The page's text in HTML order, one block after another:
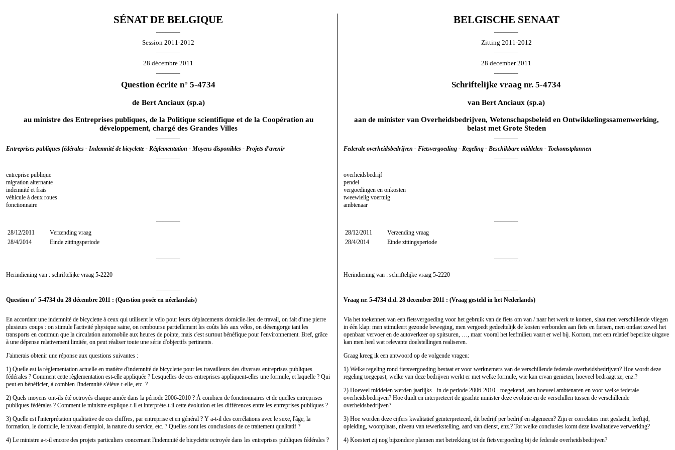
SÉNAT DE BELGIQUE BELGISCHE SENAAT
Session 2011-2012 Zitting 2011-2012
28 décembre 2011 28 december 2011
Question écrite n° 5-4734 Schriftelijke vraag nr. 5-4734
de Bert Anciaux (sp.a) van Bert Anciaux (sp.a)
au ministre des Entreprises publiques, de la Politique scientifique et de la Coopération au
développement, chargé des Grandes Villes
aan de minister van Overheidsbedrijven, Wetenschapsbeleid en Ontwikkelingssamenwerking,
belast met Grote Steden
Entreprises publiques fédérales - Indemnité de bicyclette - Réglementation - Moyens disponibles - Projets d'avenir Federale overheidsbedrijven - Fietsvergoeding - Regeling - Beschikbare middelen - Toekomstplannen
entreprise publique
migration alternante
indemnité et frais
véhicule à deux roues
fonctionnaire
overheidsbedrijf
pendel
vergoedingen en onkosten
tweewielig voertuig
ambtenaar
28/12/2011
Verzending vraag
28/4/2014
Einde zittingsperiode
28/12/2011
Verzending vraag
28/4/2014
Einde zittingsperiode
Herindiening van : schriftelijke vraag 5-2220 Herindiening van : schriftelijke vraag 5-2220
Question n° 5-4734 du 28 décembre 2011 : (Question posée en néerlandais) Vraag nr. 5-4734 d.d. 28 december 2011 : (Vraag gesteld in het Nederlands)
En accordant une indemnité de bicyclette à ceux qui utilisent le vélo pour leurs déplacements domicile-lieu de travail, on fait d'une pierre
plusieurs coups : on stimule l'activité physique saine, on rembourse partiellement les coûts liés aux vélos, on désengorge tant les
transports en commun que la circulation automobile aux heures de pointe, mais c'est surtout bénéfique pour l'environnement. Bref, grâce
à une dépense relativement limitée, on peut réaliser toute une série d'objectifs pertinents.
J'aimerais obtenir une réponse aux questions suivantes :
1) Quelle est la règlementation actuelle en matière d'indemnité de bicyclette pour les travailleurs des diverses entreprises publiques
fédérales ? Comment cette règlementation est-elle appliquée ? Lesquelles de ces entreprises appliquent-elles une formule, et laquelle ? Qui
peut en bénéficier, à combien l'indemnité s'élève-t-elle, etc. ?
2) Quels moyens ont-ils été octroyés chaque année dans la période 2006-2010 ? À combien de fonctionnaires et de quelles entreprises
publiques fédérales ? Comment le ministre explique-t-il et interprète-t-il cette évolution et les différences entre les entreprises publiques ?
3) Quelle est l'interprétation qualitative de ces chiffres, par entreprise et en général ? Y a-t-il des corrélations avec le sexe, l'âge, la
formation, le domicile, le niveau d'emploi, la nature du service, etc. ? Quelles sont les conclusions de ce traitement qualitatif ?
4) Le ministre a-t-il encore des projets particuliers concernant l'indemnité de bicyclette octroyée dans les entreprises publiques fédérales ?
Via het toekennen van een fietsvergoeding voor het gebruik van de fiets om van / naar het werk te komen, slaat men verschillende vliegen
in één klap: men stimuleert gezonde beweging, men vergoedt gedeeltelijk de kosten verbonden aan fiets en fietsen, men ontlast zowel het
openbaar vervoer en de autoverkeer op spitsuren, …, maar vooral het leefmilieu vaart er wel bij. Kortom, met een relatief beperkte uitgave
kan men heel wat relevante doelstellingen realiseren.
Graag kreeg ik een antwoord op de volgende vragen:
1) Welke regeling rond fietsvergoeding bestaat er voor werknemers van de verschillende federale overheidsbedrijven? Hoe wordt deze
regeling toegepast, welke van deze bedrijven werkt er met welke formule, wie kan ervan genieten, hoeveel bedraagt ze, enz.?
2) Hoeveel middelen werden jaarlijks - in de periode 2006-2010 - toegekend, aan hoeveel ambtenaren en voor welke federale
overheidsbedrijven? Hoe duidt en interpreteert de geachte minister deze evolutie en de verschillen tussen de verschillende
overheidsbedrijven?
3) Hoe worden deze cijfers kwalitatief geïnterpreteerd, dit bedrijf per bedrijf en algemeen? Zijn er correlaties met geslacht, leeftijd,
opleiding, woonplaats, niveau van tewerkstelling, aard van dienst, enz.? Tot welke conclusies komt deze kwalitatieve verwerking?
4) Koestert zij nog bijzondere plannen met betrekking tot de fietsvergoeding bij de federale overheidsbedrijven?